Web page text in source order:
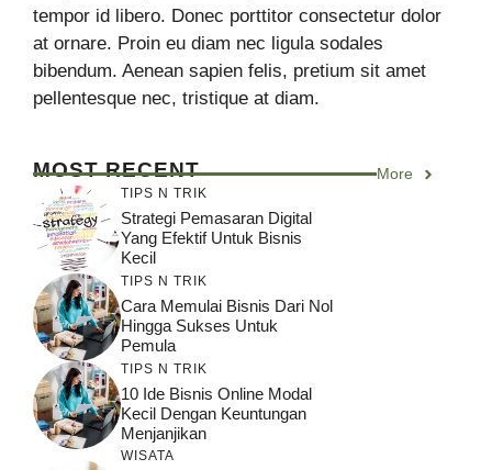
tempor id libero. Donec porttitor consectetur dolor
at ornare. Proin eu diam nec ligula sodales
bibendum. Aenean sapien felis, pretium sit amet
pellentesque nec, tristique at diam.
MOST RECENT More
TIPS N TRIK
Strategi Pemasaran Digital
Yang Efektif Untuk Bisnis
Kecil
TIPS N TRIK
Cara Memulai Bisnis Dari Nol
Hingga Sukses Untuk
Pemula
TIPS N TRIK
10 Ide Bisnis Online Modal
Kecil Dengan Keuntungan
Menjanjikan
WISATA